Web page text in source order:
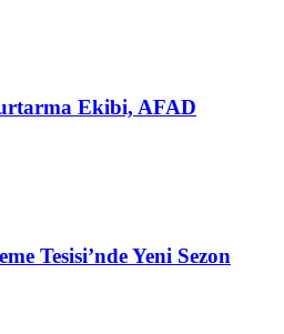
Ekibi, AFAD
Tesisi’nde Yeni Sezon